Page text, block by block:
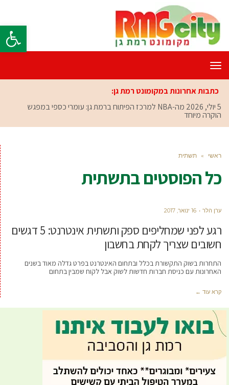
פתח
תפריט
כתבות אחרונות במקומונט רמת גן:
5 יולי, 2026
מה-NBA למרכז הפיתוח ברמת גן: עומרי כספי במפגש
הוקרה מיוחד
ראשי » תשתית
כל הפוסטים בתשתית
ערן הלר 16 ינואר, 2017
רגע לפני שמחליפים ספק ותשתית אינטרנט: 5 דגשים
חשובים שצריך לקחת בחשבון
התחרות בשוק התקשורת בכלל ובתחום האינטרנט בפרט גדלה מאוד בשנים
האחרונות עם כניסת חברות חדשות לשוק אבל לקוח שמבין בתחום
קרא עוד ←